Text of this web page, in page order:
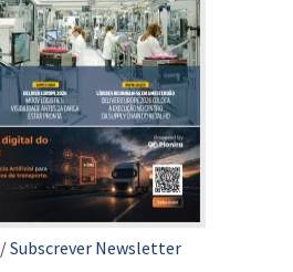
/Subscrever Newsletter